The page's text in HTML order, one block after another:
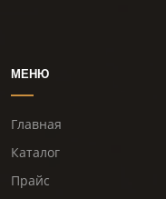
МЕНЮ
Главная
Каталог
Прайс